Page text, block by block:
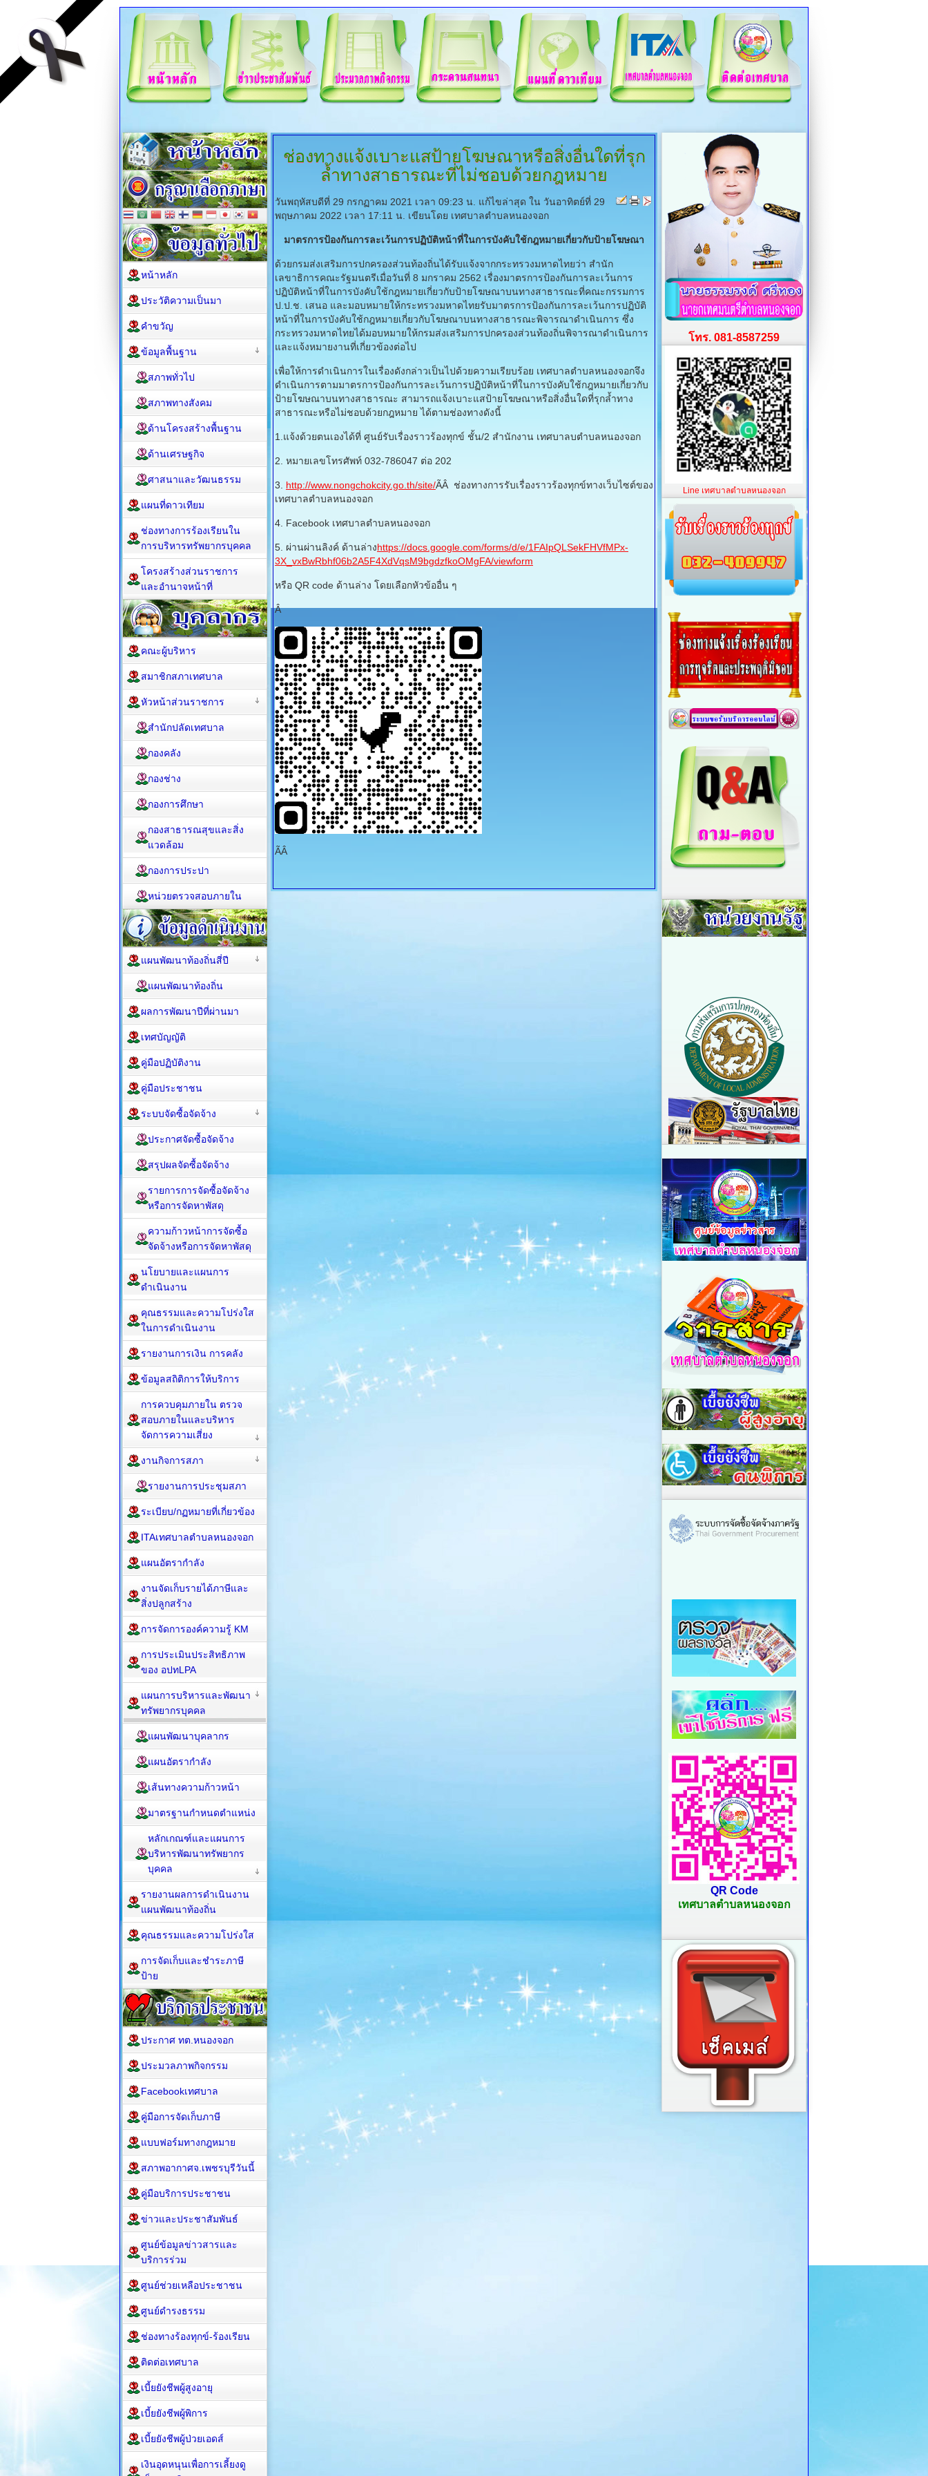
ช่องทางแจ้งเบาะแสป้ายโฆษณาหรือสิ่งอื่นใดที่รุก
ล้ำทางสาธารณะที่ไม่ชอบด้วยกฎหมาย
วันพฤหัสบดีที่ 29 กรกฏาคม 2021 เวลา 09:23 น. แก้ไขล่าสุด ใน วันอาทิตย์ที่ 29
พฤษภาคม 2022 เวลา 17:11 น. เขียนโดย เทศบาลตำบลหนองจอก
มาตรการป้องกันการละเว้นการปฏิบัติหน้าที่ในการบังคับใช้กฎหมายเกี่ยวกับป้ายโฆษณา
ด้วยกรมส่งเสริมการปกครองส่วนท้องถิ่นได้รับแจ้งจากกระทรวงมหาดไทยว่า สำนัก
เลขาธิการคณะรัฐมนตรีเมื่อวันที่ 8 มกราคม 2562 เรื่องมาตรการป้องกันการละเว้นการ
ปฏิบัติหน้าที่ในการบังคับใช้กฎหมายเกี่ยวกับป้ายโฆษณาบนทางสาธารณะที่คณะกรรมการ
ป.ป.ช. เสนอ และมอบหมายให้กระทรวงมหาดไทยรับมาตรการป้องกันการละเว้นการปฏิบัติ
หน้าที่ในการบังคับใช้กฎหมายเกี่ยวกับโฆษณาบนทางสาธารณะพิจารณาดำเนินการ ซึ่ง
กระทรวงมหาดไทยได้มอบหมายให้กรมส่งเสริมการปกครองส่วนท้องถิ่นพิจารณาดำเนินการ
และแจ้งหมายงานที่เกี่ยวข้องต่อไป
เพื่อให้การดำเนินการในเรื่องดังกล่าวเป็นไปด้วยความเรียบร้อย เทศบาลตำบลหนองจอกจึง
ดำเนินการตามมาตรการป้องกันการละเว้นการปฏิบัติหน้าที่ในการบังคับใช้กฎหมายเกี่ยวกับ
ป้ายโฆษณาบนทางสาธารณะ สามารถแจ้งเบาะแสป้ายโฆษณาหรือสิ่งอื่นใดที่รุกล้ำทาง
สาธารณะหรือไม่ชอบด้วยกฎหมาย ได้ตามช่องทางดังนี้
1.แจ้งด้วยตนเองได้ที่ ศูนย์รับเรื่องราวร้องทุกข์ ชั้น/2 สำนักงาน เทศบาลบตำบลหนองจอก
2. หมายเลขโทรศัพท์ 032-786047 ต่อ 202
3. http://www.nongchokcity.go.th/site/ÃÂ ช่องทางการรับเรื่องราวร้องทุกข์ทางเว็บไซต์ของ
เทศบาลตำบลหนองจอก
4. Facebook เทศบาลตำบลหนองจอก
5. ผ่านผ่านลิงค์ ด้านล่างhttps://docs.google.com/forms/d/e/1FAIpQLSekFHVfMPx-
3X_vxBwRbhf06b2A5F4XdVqsM9bgdzfkoOMgFA/viewform
หรือ QR code ด้านล่าง โดยเลือกหัวข้ออื่น ๆ
Â
ÃÂ
หน้าหลัก
ประวัติความเป็นมา
คำขวัญ
ข้อมูลพื้นฐาน
สภาพทั่วไป
สภาพทางสังคม
ด้านโครงสร้างพื้นฐาน
ด้านเศรษฐกิจ
ศาสนาและวัฒนธรรม
แผนที่ดาวเทียม
ช่องทางการร้องเรียนใน
การบริหารทรัพยากรบุคคล
โครงสร้างส่วนราชการ
และอำนาจหน้าที่
คณะผู้บริหาร
สมาชิกสภาเทศบาล
หัวหน้าส่วนราชการ
สำนักปลัดเทศบาล
กองคลัง
กองช่าง
กองการศึกษา
กองสาธารณสุขและสิ่ง
แวดล้อม
กองการประปา
หน่วยตรวจสอบภายใน
แผนพัฒนาท้องถิ่นสี่ปี
แผนพัฒนาท้องถิ่น
ผลการพัฒนาปีที่ผ่านมา
เทศบัญญัติ
คู่มือปฏิบัติงาน
คู่มือประชาชน
ระบบจัดซื้อจัดจ้าง
ประกาศจัดซื้อจัดจ้าง
สรุปผลจัดซื้อจัดจ้าง
รายการการจัดซื้อจัดจ้าง
หรือการจัดหาพัสดุ
ความก้าวหน้าการจัดซื้อ
จัดจ้างหรือการจัดหาพัสดุ
นโยบายและแผนการ
ดำเนินงาน
คุณธรรมและความโปร่งใส
ในการดำเนินงาน
รายงานการเงิน การคลัง
ข้อมูลสถิติการให้บริการ
การควบคุมภายใน ตรวจ
สอบภายในและบริหาร
จัดการความเสี่ยง
งานกิจการสภา
รายงานการประชุมสภา
ระเบียบ/กฏหมายที่เกี่ยวข้อง
ITAเทศบาลตำบลหนองจอก
แผนอัตรากำลัง
งานจัดเก็บรายได้ภาษีและ
สิ่งปลูกสร้าง
การจัดการองค์ความรู้ KM
การประเมินประสิทธิภาพ
ของ อปทLPA
แผนการบริหารและพัฒนา
ทรัพยากรบุคคล
แผนพัฒนาบุคลากร
แผนอัตรากำลัง
เส้นทางความก้าวหน้า
มาตรฐานกำหนดตำแหน่ง
หลักเกณฑ์และแผนการ
บริหารพัฒนาทรัพยากร
บุคคล
รายงานผลการดำเนินงาน
แผนพัฒนาท้องถิ่น
คุณธรรมและความโปร่งใส
การจัดเก็บและชำระภาษี
ป้าย
ประกาศ ทต.หนองจอก
ประมวลภาพกิจกรรม
Facebookเทศบาล
คู่มือการจัดเก็บภาษี
แบบฟอร์มทางกฎหมาย
สภาพอากาศจ.เพชรบุรีวันนี้
คู่มือบริการประชาชน
ข่าวและประชาสัมพันธ์
ศูนย์ข้อมูลข่าวสารและ
บริการร่วม
ศูนย์ช่วยเหลือประชาชน
ศูนย์ดำรงธรรม
ช่องทางร้องทุกข์-ร้องเรียน
ติดต่อเทศบาล
เบี้ยยังชีพผู้สูงอายุ
เบี้ยยังชีพผู้พิการ
เบี้ยยังชีพผู้ป่วยเอดส์
เงินอุดหนุนเพื่อการเลี้ยงดู
โทร. 081-8587259
Line เทศบาลตำบลหนองจอก
QR Code
เทศบาลตำบลหนองจอก